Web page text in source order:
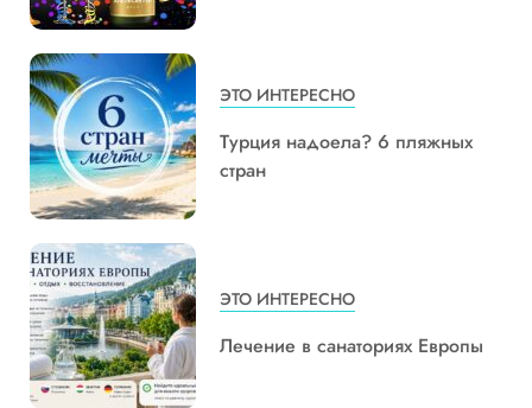
ЭТО ИНТЕРЕСНО
Турция надоела? 6 пляжных
стран
ЭТО ИНТЕРЕСНО
Лечение в санаториях Европы